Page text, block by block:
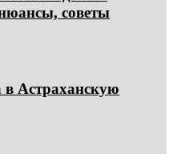
советы
в Астраханскую